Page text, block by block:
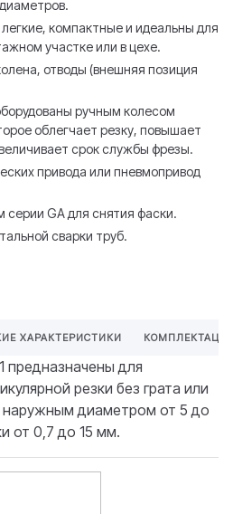
компактные и идеальны для
участке или в цехе.
отводы (внешняя позиция
ручным колесом
облегчает резку, повышает
срок службы фрезы.
привода или пневмопривод
GA для снятия фаски.
сварки труб.
ХАРАКТЕРИСТИКИ
предназначены для
резки без грата или
наружным диаметром от 5 до
от 0,7 до 15 мм.